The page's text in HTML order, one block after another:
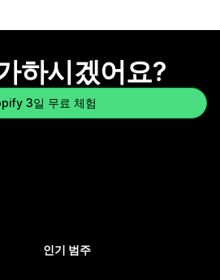
하시겠어요?
3일 무료 체험
인기 범주